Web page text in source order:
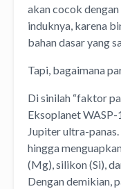
akan cocok
induknya, karena
bahan dasar yang
Tapi, bagaimana
Di sinilah “faktor
Eksoplanet
Jupiter ultra-
hingga
(Mg), silikon (Si),
Dengan demikian,